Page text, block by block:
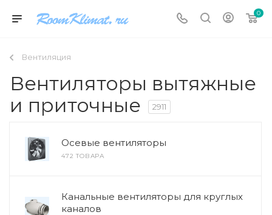
0
Вентиляция
Вентиляторы вытяжные
и приточные
2911
Осевые вентиляторы
472 ТОВАРА
Канальные вентиляторы для круглых
каналов